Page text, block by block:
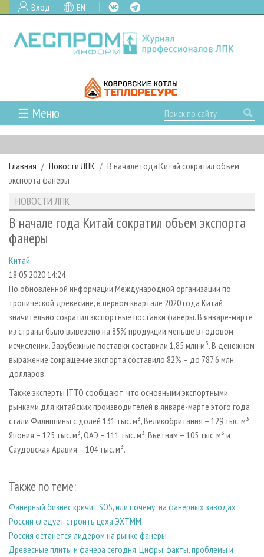
Вход EN
☰ Меню
ГЛАВНАЯ
РУБРИКИ И ТЕМЫ
РУБРИКИ ЖУРНАЛА
ЛЕСОЗАГОТОВКА
ЛЕСОПИЛЕНИЕ
СУШКА ДРЕВЕСИНЫ
ПРОИЗВОДСТВО ДРЕВЕСНЫХ ПЛИТ
ДЕРЕВЯННОЕ ДОМОСТРОЕНИЕ
ПРОИЗВОДСТВО МЕБЕЛИ
БИОЭНЕРГЕТИКА
ЦБП
ИНСТРУМЕНТ И МАТЕРИАЛЫ
НОВОСТИ
НОВОСТИ ЛПК
НОВОСТИ ЖУРНАЛА
ПРОЕКТЫ ЛПИ
АНАЛИТИКА
ПРЕДПРИЯТИЯ ЛПК
ПЕРСОНЫ
МОБИЛЬНЫЕ ВЫСТАВКИ
ОФИЦИАЛЬНЫЕ ДЕЛЕГАЦИИ
ПРИОРИТЕТНЫЕ ИНВЕСТПРОЕКТЫ
RUSSIAN FORESTRY REVIEW
ГАЗЕТА ЛЕСПРОМФОРУМ
БИБЛИОТЕКА СПЕЦИАЛИСТА
АРХИВ ЖУРНАЛОВ
О ЖУРНАЛЕ
ПОДПИСКА
КОНТАКТЫ
РЕКЛАМОДАТЕЛЯМ
РЕКЛАМА
РЕКЛАМА НА САЙТЕ
Главная Новости ЛПК
В начале года Китай сократил объем
экспорта фанеры
НОВОСТИ ЛПК
В начале года Китай сократил объем экспорта
фанеры
Китай
18.05.2020 14:24
По обновленной информации Международной организации по
тропической древесине, в первом квартале 2020 года Китай
значительно сократил экспортные поставки фанеры. В январе-марте
из страны было вывезено на 85% продукции меньше в годовом
исчислении. Зарубежные поставки составили 1,85 млн м³. В денежном
выражение сокращение экспорта составило 82% – до 787,6 млн
долларов.
Также эксперты ITTO сообщают, что основными экспортными
рынками для китайских производителей в январе-марте этого года
стали Филиппины с долей 131 тыс. м³, Великобритания – 129 тыс. м³,
Япония – 125 тыс. м³, ОАЭ – 111 тыс. м³, Вьетнам – 105 тыс. м³ и
Саудовская Аравия – 104 тыс. м³.
Также по теме:
Фанерный бизнес кричит SOS, или почему на фанерных заводах
России следует строить цеха ЭХТММ
Россия останется лидером на рынке фанеры
Древесные плиты и фанера сегодня. Цифры, факты, проблемы и